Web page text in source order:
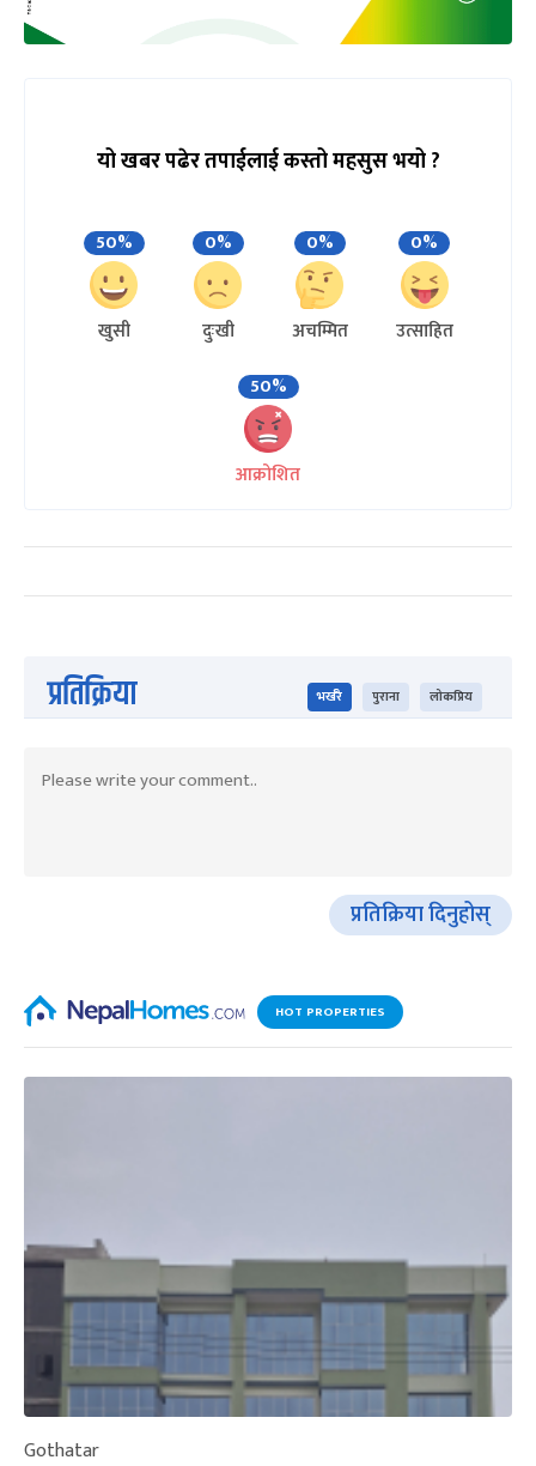
यो खबर पढेर तपाईलाई कस्तो महसुस भयो ?
50%
खुसी
0%
दुःखी
0%
अचम्मित
0%
उत्साहित
50%
आक्रोशित
प्रतिक्रिया भर्खरै पुराना लोकप्रिय
प्रतिक्रिया दिनुहोस्
HOT PROPERTIES
Gothatar